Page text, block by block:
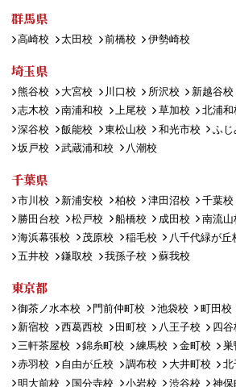
群馬県
高崎校 太田校 前橋校 伊勢崎校
埼玉県
熊谷校 大宮校 川口校 所沢校 新越谷校
志木校
南浦和校 上尾校 草加校 北浦和
深谷校
飯能校 東松山校 和光市校 ふじ
坂戸校
武蔵浦和校 八潮校
千葉県
市川校 新浦安校 柏校 津田沼校 千葉校
勝田台校
松戸校 船橋校 成田校 南流山
海浜幕張校
茂原校 稲毛校 八千代緑が丘
五井校
鎌取校 我孫子校 蘇我校
東京都
御茶ノ水本校 門前仲町校 池袋校 町田校
新宿校
西葛西校 田町校 八王子校 四谷
三軒茶屋校
錦糸町校 練馬校 金町校 巣
赤羽校
自由が丘校 調布校 大井町校 北
明大前校
国分寺校 小岩校 渋谷校 神保